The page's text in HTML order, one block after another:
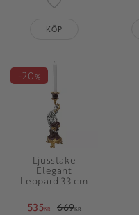
Lägg till i favoriter
KÖP
Ljusstake
Elegant
Leopard 33 cm
535KR 669KR
20%